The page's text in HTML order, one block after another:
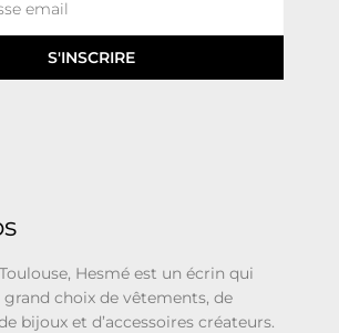
S'INSCRIRE
Hesmé est un écrin qui
choix de vêtements, de
bijoux et d’accessoires créateurs.